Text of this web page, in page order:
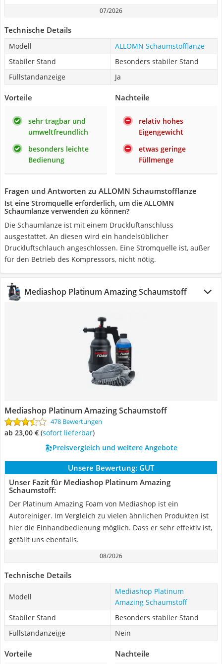
07/2026
Technische Details
Modell
ALLOMN Schaumstofflanze
Stabiler Stand
Besonders stabiler Stand
Füllstandanzeige
Ja
Vorteile
sehr tragbar und
umweltfreundlich
besonders leichte
Bedienung
Nachteile
relativ hohes
Eigengewicht
etwas geringe
Füllmenge
Fragen und Antworten zu ALLOMN Schaumstofflanze
Ist eine Stromquelle erforderlich, um die ALLOMN
Schaumlanze verwenden zu können?
Die Schaumlanze ist mit einem Druckluftanschluss
ausgestattet. An diesen wird ein handelsüblicher
Druckluftschlauch angeschlossen. Eine Stromquelle ist, außer
für den Betrieb des Kompressors, nicht nötig.
Mediashop Platinum Amazing Schaumstoff
Mediashop Platinum Amazing Schaumstoff
478 Bewertungen
ab 23,00 € ( Sofort lieferbar)
Preisvergleich und weitere Angebote
Unsere Bewertung: GUT
Unser Fazit für Mediashop Platinum Amazing
Schaumstoff:
Der Platinum Amazing Foam von Mediashop ist ein
Autoreiniger. Im Vergleich zu vielen ähnlichen Produkten ist
hier die Einhandbedienung möglich. Dass er sehr effektiv ist,
gefällt uns ebenfalls.
08/2026
Technische Details
Modell
Mediashop Platinum
Amazing Schaumstoff
Stabiler Stand
Besonders stabiler Stand
Füllstandanzeige
Nein
Vorteile Nachteile